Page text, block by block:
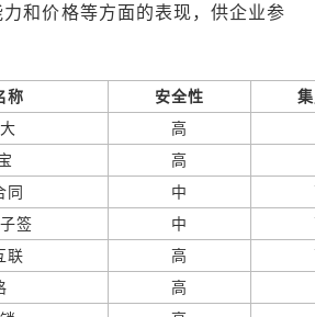
和价格等方面的表现，供企业参
称 安全性
高
高
同
中
签
中
联
高
高